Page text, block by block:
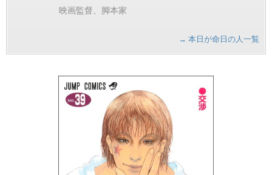
映画監督、脚本家
→ 本日が命日の人一覧